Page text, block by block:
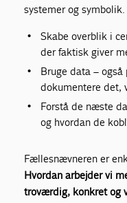
systemer og
Skabe overblik i
der faktisk giver
Bruge data –
dokumentere det,
Forstå de næste
og hvordan de
Fællesnævneren er
Hvordan arbejder vi
troværdig, konkret og